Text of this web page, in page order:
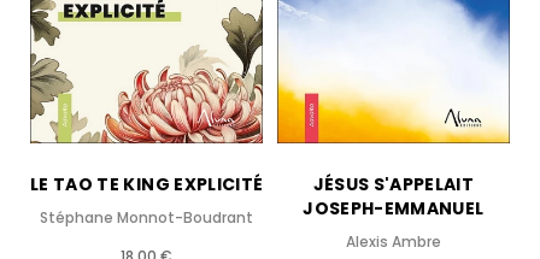
LE TAO TE KING EXPLICITÉ
Stéphane Monnot-Boudrant
JÉSUS S'APPELAIT
JOSEPH-EMMANUEL
Alexis Ambre